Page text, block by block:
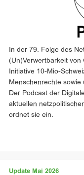
In der 79. Folge des
(Un)Verwertbarkeit von
Initiative 10-Mio-
Menschenrechte
Der Podcast der
aktuellen
ordnet sie ein.
Update Mai 2026